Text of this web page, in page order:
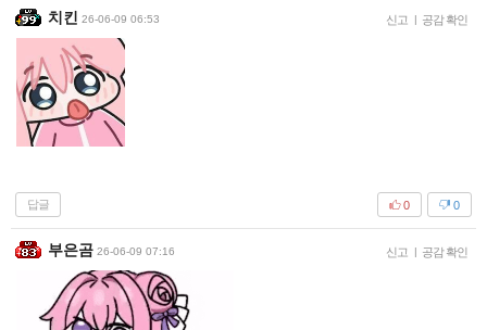
치킨 26-06-09 06:53 신고 | 공감 확인
답글 0
0
부은곰 26-06-09 07:16 신고 | 공감 확인